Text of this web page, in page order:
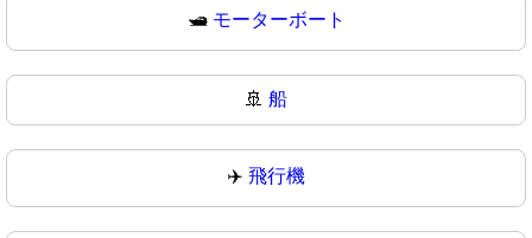
🛥 モーターボート
🚢 船
✈️ 飛行機